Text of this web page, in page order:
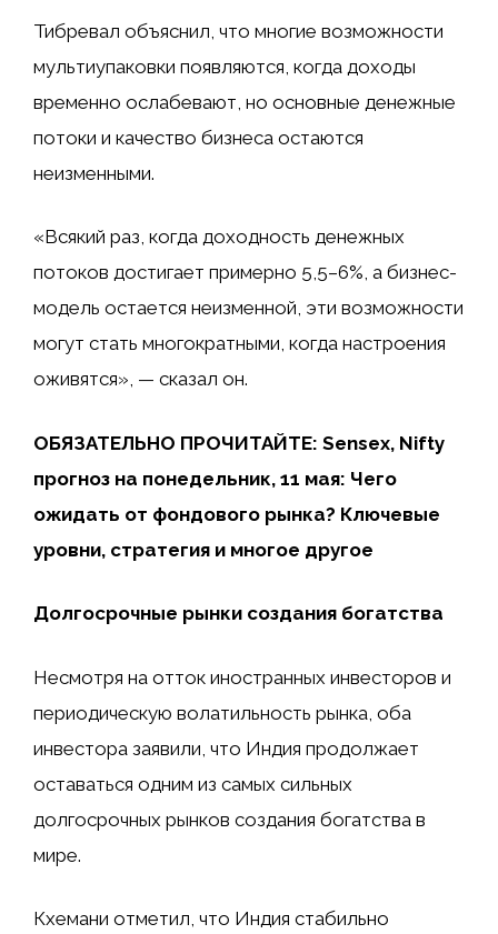
Тибревал объяснил, что многие возможности
мультиупаковки появляются, когда доходы
временно ослабевают, но основные денежные
потоки и качество бизнеса остаются
неизменными.
«Всякий раз, когда доходность денежных
потоков достигает примерно 5,5–6%, а бизнес-
модель остается неизменной, эти возможности
могут стать многократными, когда настроения
оживятся», — сказал он.
ОБЯЗАТЕЛЬНО ПРОЧИТАЙТЕ: Sensex, Nifty
прогноз на понедельник, 11 мая: Чего
ожидать от фондового рынка? Ключевые
уровни, стратегия и многое другое
Долгосрочные рынки создания богатства
Несмотря на отток иностранных инвесторов и
периодическую волатильность рынка, оба
инвестора заявили, что Индия продолжает
оставаться одним из самых сильных
долгосрочных рынков создания богатства в
мире.
Кхемани отметил, что Индия стабильно